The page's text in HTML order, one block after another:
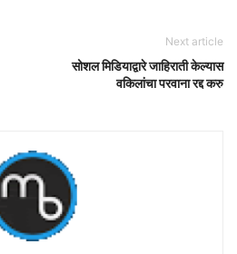
Next article
सोशल मिडियाद्वारे जाहिराती केल्यास
वकिलांचा परवाना रद्द करु